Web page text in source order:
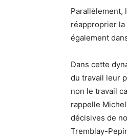
Parallèlement,
réapproprier
également
Dans cette
du travail leur
non le travail
rappelle
décisives de
Tremblay-